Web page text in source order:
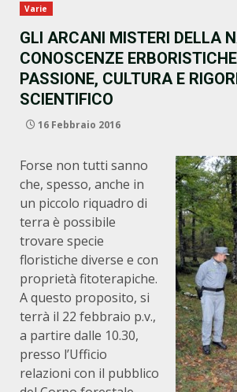
Varie
GLI ARCANI MISTERI DELLA
CONOSCENZE
PASSIONE, CULTURA E
SCIENTIFICO
16 Febbraio 2016
Forse non tutti sanno
che, spesso, anche in
un piccolo riquadro di
terra è possibile
trovare specie
floristiche diverse e con
proprietà fitoterapiche.
A questo proposito, si
terrà il 22 febbraio p.v.,
a partire dalle 10.30,
presso l’Ufficio
relazioni con il pubblico